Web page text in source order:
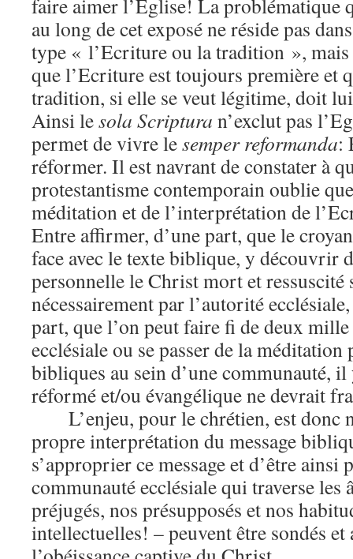
faire aimer l’Eglise! La problématique
au long de cet exposé ne réside pas
type « l’Ecriture ou la tradition », mais
que l’Ecriture est toujours première et
tradition, si elle se veut légitime, doit
Ainsi lesola Scriptura n’exclut pas
permet de vivre lesemper reformanda:
réformer. Il est navrant de constater à
protestantisme contemporain oublie
méditation et de l’interprétation de
Entre affirmer, d’une part, que le
face avec le texte biblique, y découvrir
personnelle le Christ mort et ressuscité
nécessairement par l’autorité
part, que l’on peut faire fi de deux
ecclésiale ou se passer de la méditation
bibliques au sein d’une communauté, il
réformé et/ou évangélique ne devrait
L’enjeu, pour le chrétien, est donc
propre interprétation du message
s’approprier ce message et d’être
communauté ecclésiale qui traverse les
préjugés, nos présupposés et nos
intellectuelles! – peuvent être sondés et